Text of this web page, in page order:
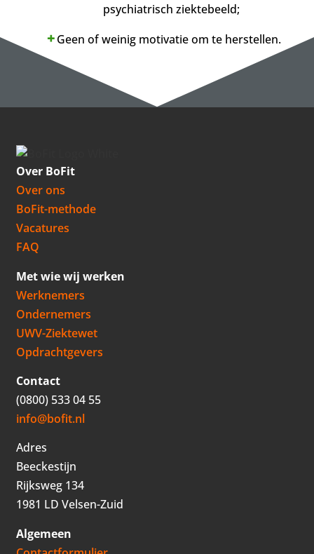
psychiatrisch ziektebeeld;
Geen of weinig motivatie om te herstellen.
Over BoFit
Over ons
BoFit-methode
Vacatures
FAQ
Met wie wij werken
Werknemers
Ondernemers
UWV-Ziektewet
Opdrachtgevers
Contact
(0800) 533 04 55
info@bofit.nl
Adres
Beeckestijn
Rijksweg 134
1981 LD Velsen-Zuid
Algemeen